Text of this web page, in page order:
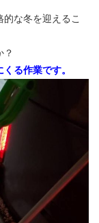
な冬を迎えるこ
？
る作業です。